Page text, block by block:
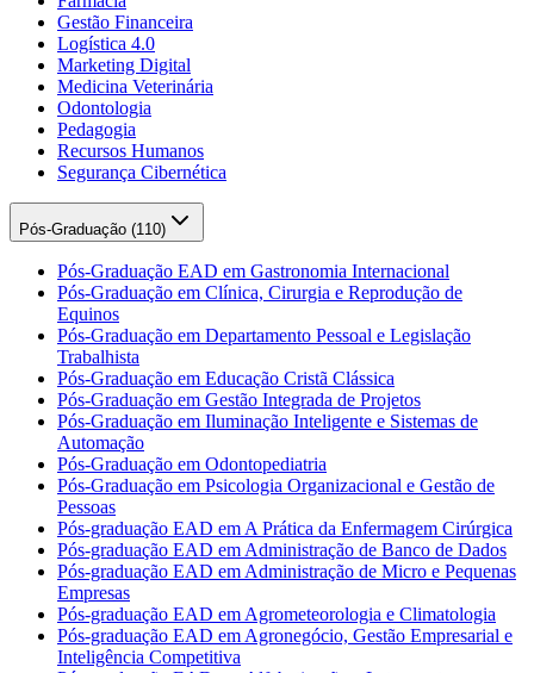
Gestão Financeira
Logística 4.0
Marketing Digital
Medicina Veterinária
Odontologia
Pedagogia
Recursos Humanos
Segurança Cibernética
Pós-Graduação (110)
Pós-Graduação EAD em Gastronomia Internacional
Pós-Graduação em Clínica, Cirurgia e Reprodução de
Equinos
Pós-Graduação em Departamento Pessoal e Legislação
Trabalhista
Pós-Graduação em Educação Cristã Clássica
Pós-Graduação em Gestão Integrada de Projetos
Pós-Graduação em Iluminação Inteligente e Sistemas de
Automação
Pós-Graduação em Odontopediatria
Pós-Graduação em Psicologia Organizacional e Gestão de
Pessoas
Pós-graduação EAD em A Prática da Enfermagem Cirúrgica
Pós-graduação EAD em Administração de Banco de Dados
Pós-graduação EAD em Administração de Micro e Pequenas
Empresas
Pós-graduação EAD em Agrometeorologia e Climatologia
Pós-graduação EAD em Agronegócio, Gestão Empresarial e
Inteligência Competitiva